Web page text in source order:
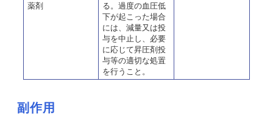
薬剤
る。過度の血圧低
下が起こった場合
には、減量又は投
与を中止し、必要
に応じて昇圧剤投
与等の適切な処置
を行うこと。
副作用